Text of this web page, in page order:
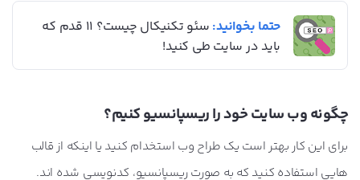
حتما بخوانید:
سئو تکنیکال چیست؟ 11 قدم که
باید در سایت طی کنید!
چگونه وب سایت خود را ریسپانسیو کنیم؟
برای این کار بهتر است یک طراح وب استخدام کنید یا اینکه از قالب
هایی استفاده کنید که به صورت ریسپانسیو، کدنویسی شده اند.